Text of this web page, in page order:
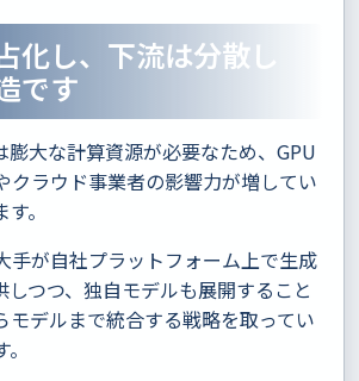
化し、下流は分散し
です
膨大な計算資源が必要なため、GPU
クラウド事業者の影響力が増してい
。
手が自社プラットフォーム上で生成
しつつ、独自モデルも展開すること
モデルまで統合する戦略を取ってい